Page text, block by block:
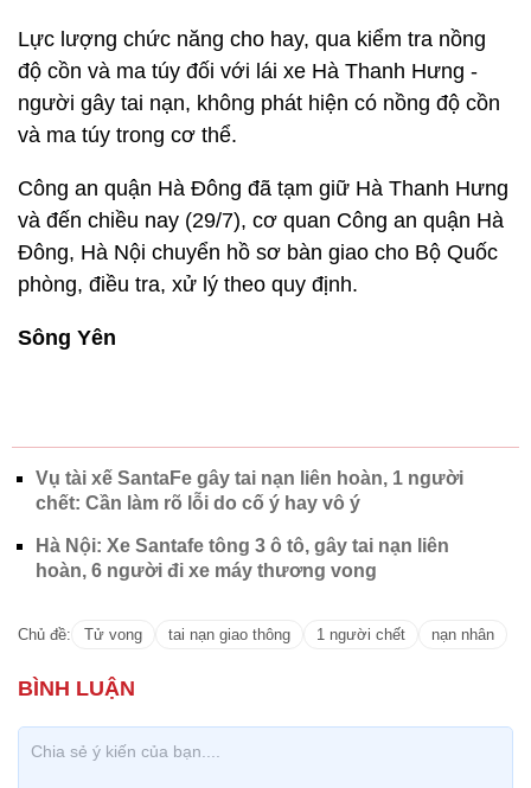
Lực lượng chức năng cho hay, qua kiểm tra nồng
độ cồn và ma túy đối với lái xe Hà Thanh Hưng -
người gây tai nạn, không phát hiện có nồng độ cồn
và ma túy trong cơ thể.
Công an quận Hà Đông đã tạm giữ Hà Thanh Hưng
và đến chiều nay (29/7), cơ quan Công an quận Hà
Đông, Hà Nội chuyển hồ sơ bàn giao cho Bộ Quốc
phòng, điều tra, xử lý theo quy định.
Sông Yên
Vụ tài xế SantaFe gây tai nạn liên hoàn, 1 người
chết: Cần làm rõ lỗi do cố ý hay vô ý
Hà Nội: Xe Santafe tông 3 ô tô, gây tai nạn liên
hoàn, 6 người đi xe máy thương vong
Chủ đề: Tử vong tai nạn giao thông 1 người chết nạn nhân